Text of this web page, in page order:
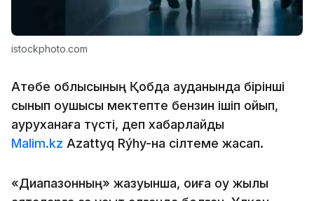
istockphoto.com
Ақтөбе облысының Қобда ауданында бірінші
сынып оқушысы мектепте бензин ішіп қойып,
ауруханаға түсті, деп хабарлайды
Malim.kz Azattyq Rýhy-на сілтеме жасап.
«Диапазонның» жазуынша, оқиға оқу жылы